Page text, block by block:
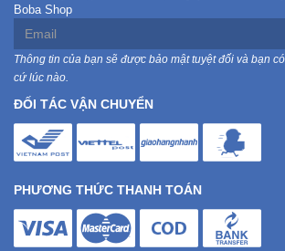
Boba Shop
Thông tin của bạn sẽ được bảo mật tuyệt đối và bạn
cứ lúc nào.
ĐỐI TÁC VẬN CHUYỂN
PHƯƠNG THỨC THANH TOÁN